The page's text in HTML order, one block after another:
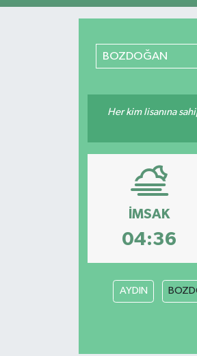
BOZDOĞAN
Her kim lisanına
İMSAK
04:36
AYDIN
Haber Arşivi